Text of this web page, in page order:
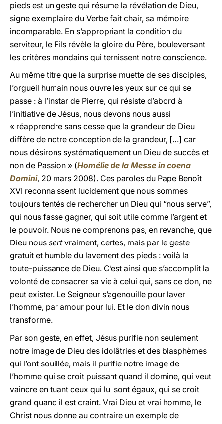
pieds est un geste qui résume la révélation de Dieu,
signe exemplaire du Verbe fait chair, sa mémoire
incomparable. En s’appropriant la condition du
serviteur, le Fils révèle la gloire du Père, bouleversant
les critères mondains qui ternissent notre conscience.
Au même titre que la surprise muette de ses disciples,
l’orgueil humain nous ouvre les yeux sur ce qui se
passe : à l’instar de Pierre, qui résiste d’abord à
l’initiative de Jésus, nous devons nous aussi
« réapprendre sans cesse que la grandeur de Dieu
diffère de notre conception de la grandeur, […] car
nous désirons systématiquement un Dieu de succès et
non de Passion » (Homélie de la Messe in coena
Domini, 20 mars 2008). Ces paroles du Pape Benoît
XVI reconnaissent lucidement que nous sommes
toujours tentés de rechercher un Dieu qui “nous serve”,
qui nous fasse gagner, qui soit utile comme l’argent et
le pouvoir. Nous ne comprenons pas, en revanche, que
Dieu nous sertvraiment, certes, mais par le geste
gratuit et humble du lavement des pieds : voilà la
toute-puissance de Dieu. C’est ainsi que s’accomplit la
volonté de consacrer sa vie à celui qui, sans ce don, ne
peut exister. Le Seigneur s’agenouille pour laver
l’homme, par amour pour lui. Et le don divin nous
transforme.
Par son geste, en effet, Jésus purifie non seulement
notre image de Dieu des idolâtries et des blasphèmes
qui l’ont souillée, mais il purifie notre image de
l’homme qui se croit puissant quand il domine, qui veut
vaincre en tuant ceux qui lui sont égaux, qui se croit
grand quand il est craint. Vrai Dieu et vrai homme, le
Christ nous donne au contraire un exemple de